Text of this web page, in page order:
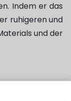
Indem er das
ruhigeren und
und der